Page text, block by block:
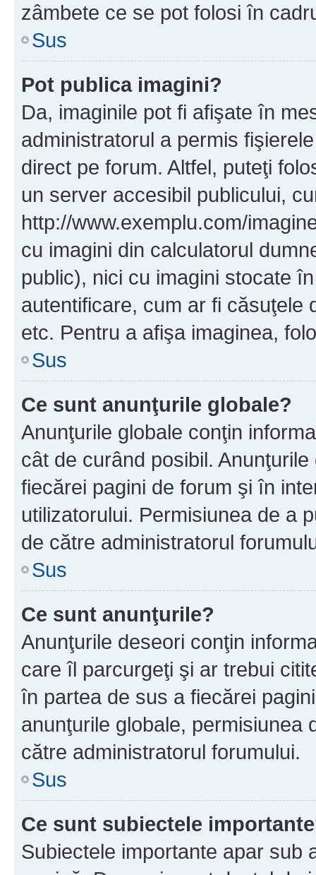
zâmbete ce se pot folosi în
Sus
Pot publica imagini?
Da, imaginile pot fi afişate în
administratorul a permis
direct pe forum. Altfel, puteţi
un server accesibil publicului,
http://www.exemplu.com/
cu imagini din calculatorul
public), nici cu imagini stocate
autentificare, cum ar fi căsuţele
etc. Pentru a afişa imaginea,
Sus
Ce sunt anunţurile globale?
Anunţurile globale conţin
cât de curând posibil.
fiecărei pagini de forum şi în
utilizatorului. Permisiunea de a
de către administratorul
Sus
Ce sunt anunţurile?
Anunţurile deseori conţin
care îl parcurgeţi şi ar trebui
în partea de sus a fiecărei
anunţurile globale, permisiunea
către administratorul forumului.
Sus
Ce sunt subiectele
Subiectele importante apar sub